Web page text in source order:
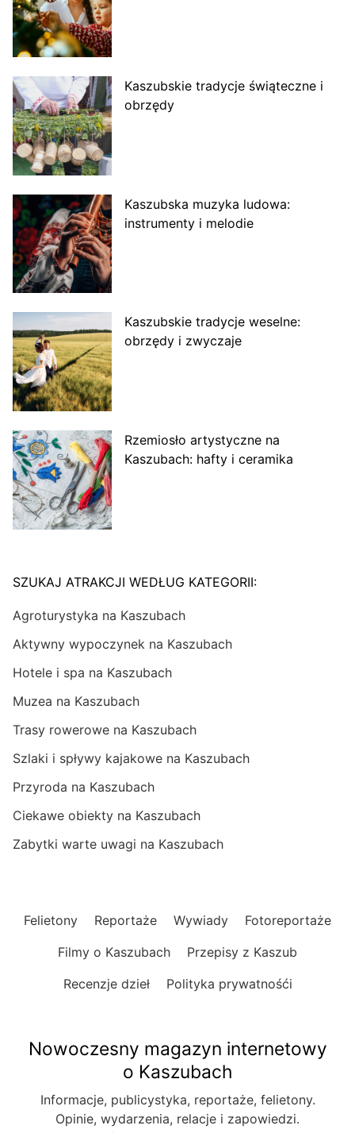
Kaszubskie tradycje świąteczne i
obrzędy
Kaszubska muzyka ludowa:
instrumenty i melodie
Kaszubskie tradycje weselne:
obrzędy i zwyczaje
Rzemiosło artystyczne na
Kaszubach: hafty i ceramika
SZUKAJ ATRAKCJI WEDŁUG KATEGORII:
Agroturystyka na Kaszubach
Aktywny wypoczynek na Kaszubach
Hotele i spa na Kaszubach
Muzea na Kaszubach
Trasy rowerowe na Kaszubach
Szlaki i spływy kajakowe na Kaszubach
Przyroda na Kaszubach
Ciekawe obiekty na Kaszubach
Zabytki warte uwagi na Kaszubach
Felietony Reportaże Wywiady
Fotoreportaże
Filmy o Kaszubach
Przepisy z Kaszub
Recenzje dzieł
Polityka prywatnośći
Nowoczesny magazyn internetowy
o Kaszubach
Informacje, publicystyka, reportaże, felietony.
Opinie, wydarzenia, relacje i zapowiedzi.